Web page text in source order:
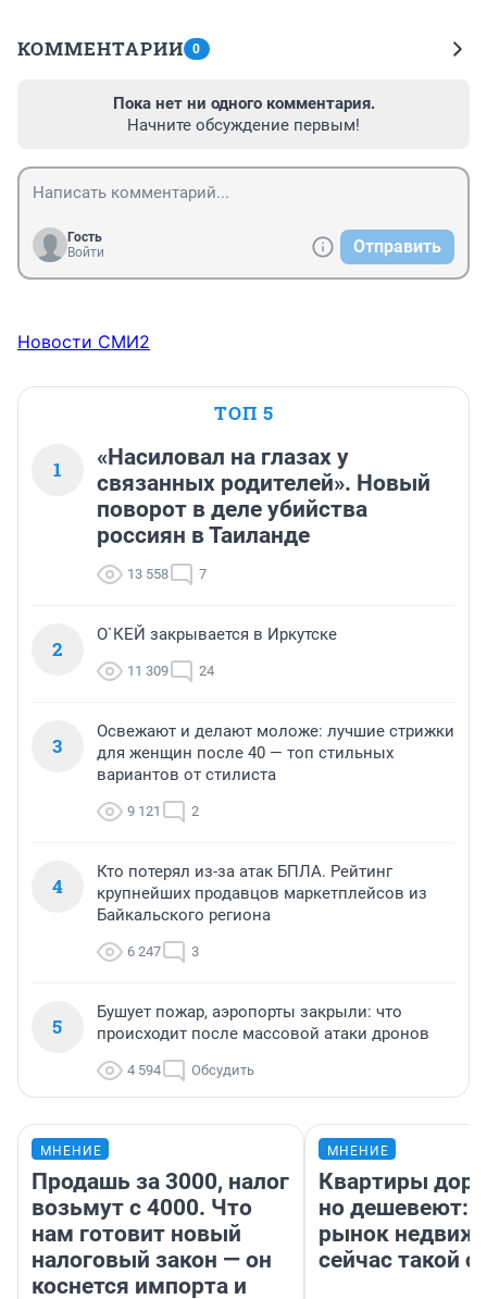
КОММЕНТАРИИ 0
Пока нет ни одного комментария.
Начните обсуждение первым!
Гость
Войти
Отправить
Новости СМИ2
ТОП 5
1
«Насиловал на глазах у
связанных родителей». Новый
поворот в деле убийства
россиян в Таиланде
13 558 7
2
О`КЕЙ закрывается в Иркутске
11 309 24
3
Освежают и делают моложе: лучшие стрижки
для женщин после 40 — топ стильных
вариантов от стилиста
9 121 2
4
Кто потерял из-за атак БПЛА. Рейтинг
крупнейших продавцов маркетплейсов из
Байкальского региона
6 247 3
5
Бушует пожар, аэропорты закрыли: что
происходит после массовой атаки дронов
4 594 Обсудить
МНЕНИЕ
Продашь за 3000, налог
возьмут с 4000. Что
нам готовит новый
налоговый закон — он
коснется импорта и
МНЕНИЕ
Квартиры
но дешевеют:
рынок
сейчас такой